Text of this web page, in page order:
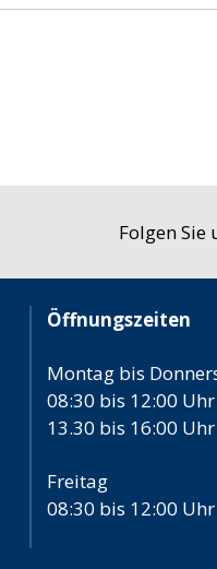
Folgen Sie
Öffnungszeiten
Montag bis
08:30 bis 12:00 Uhr
13.30 bis 16:00 Uhr
Freitag
08:30 bis 12:00 Uhr